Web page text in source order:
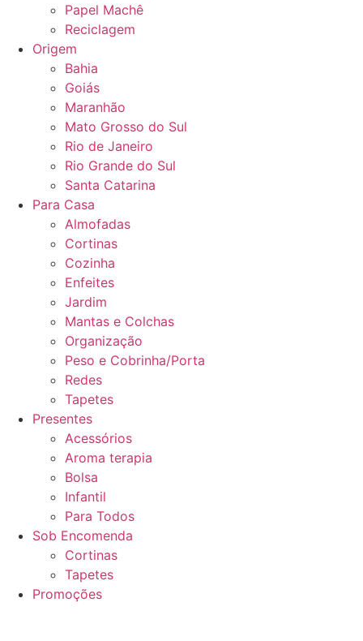
Papel Machê
Reciclagem
Origem
Bahia
Goiás
Maranhão
Mato Grosso do Sul
Rio de Janeiro
Rio Grande do Sul
Santa Catarina
Para Casa
Almofadas
Cortinas
Cozinha
Enfeites
Jardim
Mantas e Colchas
Organização
Peso e Cobrinha/Porta
Redes
Tapetes
Presentes
Acessórios
Aroma terapia
Bolsa
Infantil
Para Todos
Sob Encomenda
Cortinas
Tapetes
Promoções